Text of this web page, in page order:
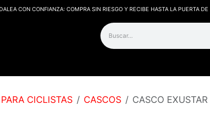
CON CONFIANZA: COMPRA SIN RIESGO Y RECIBE HASTA LA PUERTA
PARA CICLISTAS CASCOS CASCO